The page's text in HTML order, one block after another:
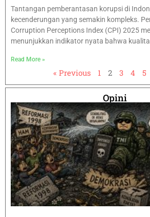
Tantangan pemberantasan korupsi di
kecenderungan yang semakin kompleks.
Corruption Perceptions Index (CPI) 2025
menunjukkan indikator nyata bahwa
Read More »
« Previous 1 2 3 4 5
Opini